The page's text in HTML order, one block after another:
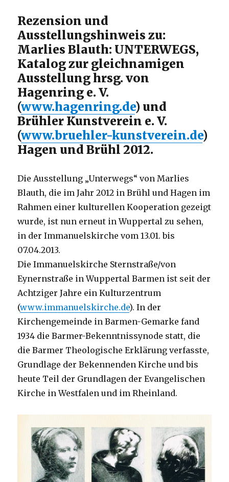
Rezension und
Ausstellungshinweis zu:
Marlies Blauth: UNTERWEGS,
Katalog zur gleichnamigen
Ausstellung hrsg. von
Hagenring e. V.
(www.hagenring.de) und
Brühler Kunstverein e. V.
(www.bruehler-kunstverein.de)
Hagen und Brühl 2012.
Die Ausstellung „Unterwegs“ von Marlies
Blauth, die im Jahr 2012 in Brühl und Hagen im
Rahmen einer kulturellen Kooperation gezeigt
wurde, ist nun erneut in Wuppertal zu sehen,
in der Immanuelskirche vom 13.01. bis
07.04.2013.
Die Immanuelskirche Sternstraße/von
Eynernstraße in Wuppertal Barmen ist seit der
Achtziger Jahre ein Kulturzentrum
(www.immanuelskirche.de). In der
Kirchengemeinde in Barmen-Gemarke fand
1934 die Barmer-Bekenntnissynode statt, die
die Barmer Theologische Erklärung verfasste,
Grundlage der Bekennenden Kirche und bis
heute Teil der Grundlagen der Evangelischen
Kirche in Westfalen und im Rheinland.